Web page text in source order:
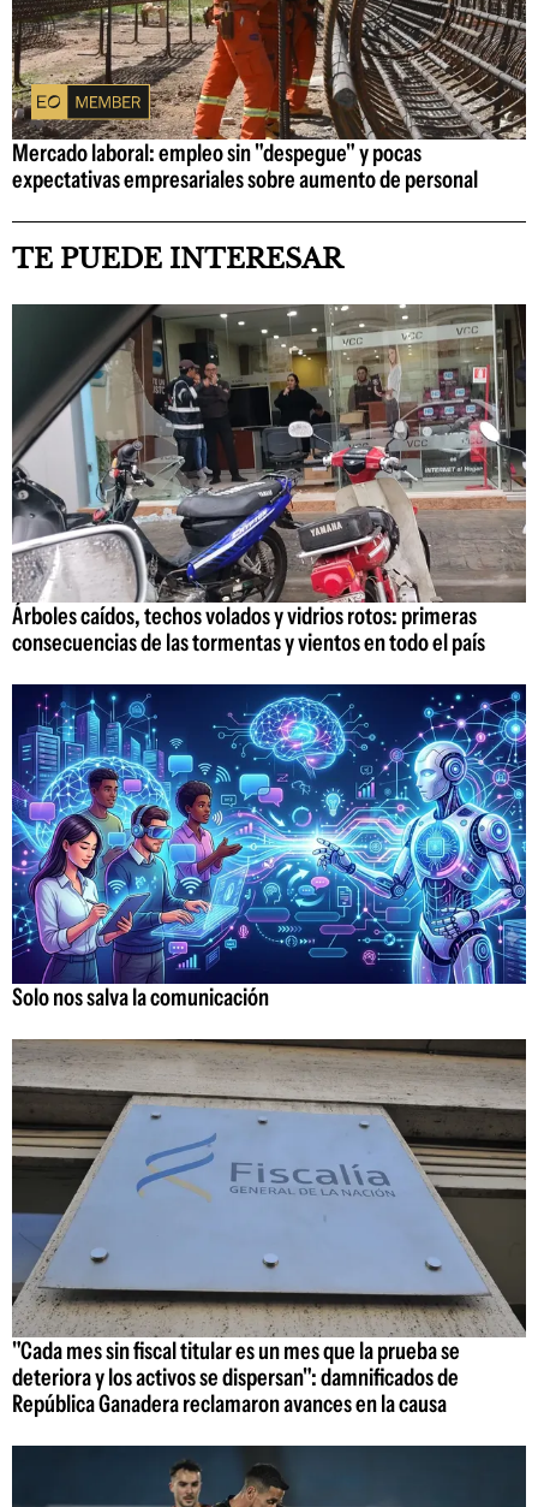
Mercado laboral: empleo sin "despegue" y pocas
expectativas empresariales sobre aumento de personal
TE PUEDE INTERESAR
Árboles caídos, techos volados y vidrios rotos: primeras
consecuencias de las tormentas y vientos en todo el país
Solo nos salva la comunicación
"Cada mes sin fiscal titular es un mes que la prueba se
deteriora y los activos se dispersan": damnificados de
República Ganadera reclamaron avances en la causa